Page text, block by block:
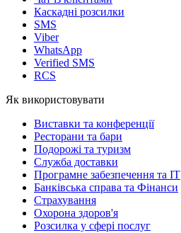
Каскадні розсилки
SMS
Viber
WhatsApp
Verified SMS
RCS
Як використовувати
Виставки та конференції
Ресторани та бари
Подорожі та туризм
Служба доставки
Програмне забезпечення та IT
Банківська справа та Фінанси
Страхування
Охорона здоров'я
Розсилка у сфері послуг